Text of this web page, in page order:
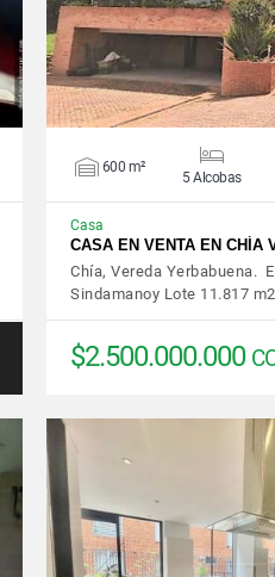
600 m²
5 Alcobas
Casa
CASA EN VENTA EN CHÍA
Chía, Vereda Yerbabuena.
Sindamanoy Lote 11.817
$2.500.000.000